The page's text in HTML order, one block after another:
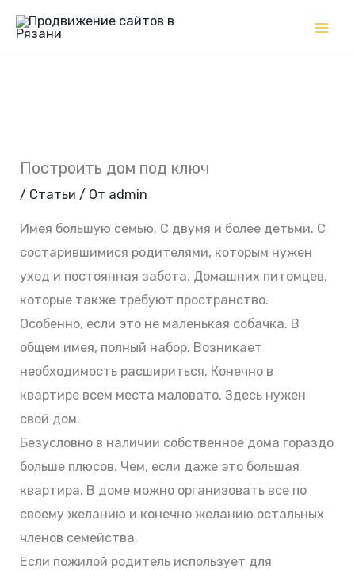
содержимому
Построить дом под ключ
/ Статьи / От admin
Имея большую семью. С двумя и более детьми. С
состарившимися родителями, которым нужен
уход и постоянная забота. Домашних питомцев,
которые также требуют пространство.
Особенно, если это не маленькая собачка. В
общем имея, полный набор. Возникает
необходимость расшириться. Конечно в
квартире всем места маловато. Здесь нужен
свой дом.
Безусловно в наличии собственное дома гораздо
больше плюсов. Чем, если даже это большая
квартира. В доме можно организовать все по
своему желанию и конечно желанию остальных
членов семейства.
Если пожилой родитель использует для